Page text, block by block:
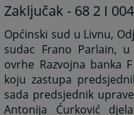
Zaključak - 68 2 I
Općinski sud u Livnu,
sudac Frano Parlain,
ovrhe Razvojna banka
koju zastupa
sada predsjednik
Antonija Ćurković